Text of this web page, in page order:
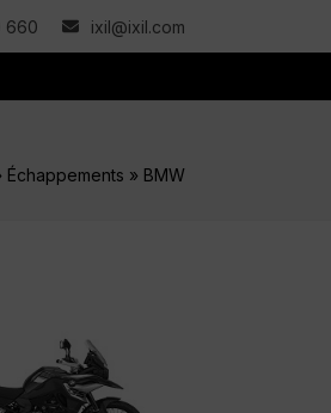
660 ixil@ixil.com
Échappements » BMW